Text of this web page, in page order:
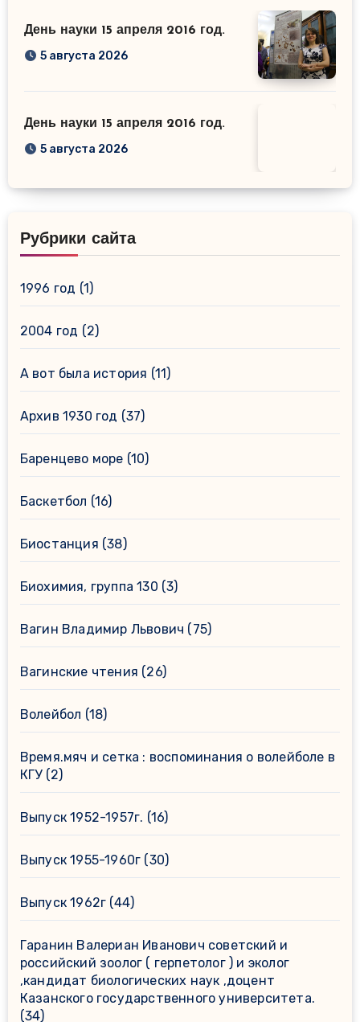
День науки 15 апреля 2016 год.
5 августа 2026
День науки 15 апреля 2016 год.
5 августа 2026
Рубрики сайта
1996 год (1)
2004 год (2)
А вот была история (11)
Архив 1930 год (37)
Баренцево море (10)
Баскетбол (16)
Биостанция (38)
Биохимия, группа 130 (3)
Вагин Владимир Львович (75)
Вагинские чтения (26)
Волейбол (18)
Время.мяч и сетка : воспоминания о волейболе в
КГУ(2)
Выпуск 1952-1957г. (16)
Выпуск 1955-1960г (30)
Выпуск 1962г (44)
Гаранин Валериан Иванович советский и
российский зоолог ( герпетолог ) и эколог
,кандидат биологических наук ,доцент
Казанского государственного университета.
(34)